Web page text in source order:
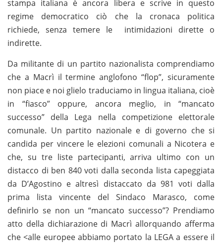
stampa italiana è ancora libera e scrive in questo
regime democratico ciò che la cronaca politica
richiede, senza temere le intimidazioni dirette o
indirette.
Da militante di un partito nazionalista comprendiamo
che a Macrì il termine anglofono “flop”, sicuramente
non piace e noi glielo traduciamo in lingua italiana, cioè
in “fiasco” oppure, ancora meglio, in “mancato
successo” della Lega nella competizione elettorale
comunale. Un partito nazionale e di governo che si
candida per vincere le elezioni comunali a Nicotera e
che, su tre liste partecipanti, arriva ultimo con un
distacco di ben 840 voti dalla seconda lista capeggiata
da D’Agostino e altresì distaccato da 981 voti dalla
prima lista vincente del Sindaco Marasco, come
definirlo se non un “mancato successo”? Prendiamo
atto della dichiarazione di Macrì allorquando afferma
che <alle europee abbiamo portato la LEGA a essere il